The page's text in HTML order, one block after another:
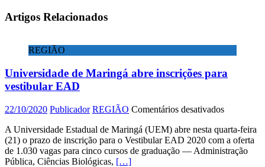
Artigos Relacionados
REGIÃO
Universidade de Maringá abre inscrições para
vestibular EAD
22/10/2020 Publicador REGIÃO Comentários desativadosem
de
Maringá
abre
A Universidade Estadual de Maringá (UEM) abre nesta quarta-feira
(21) o prazo de inscrição para o Vestibular EAD 2020 com a oferta
de 1.030 vagas para cinco cursos de graduação — Administração
Pública, Ciências Biológicas, […]